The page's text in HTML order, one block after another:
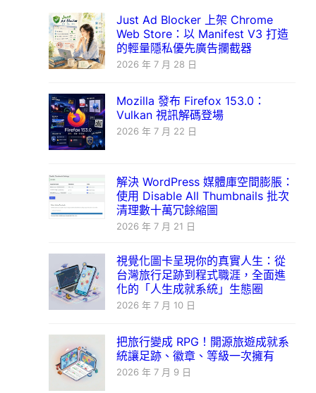
Just Ad Blocker 上架 Chrome
Web Store：以 Manifest V3 打造
的輕量隱私優先廣告攔截器
2026 年 7 月 28 日
Mozilla 發布 Firefox 153.0：
Vulkan 視訊解碼登場
2026 年 7 月 22 日
解決 WordPress 媒體庫空間膨脹：
使用 Disable All Thumbnails 批次
清理數十萬冗餘縮圖
2026 年 7 月 21 日
視覺化圖卡呈現你的真實人生：從
台灣旅行足跡到程式職涯，全面進
化的「人生成就系統」生態圈
2026 年 7 月 10 日
把旅行變成 RPG！開源旅遊成就系
統讓足跡、徽章、等級一次擁有
2026 年 7 月 9 日